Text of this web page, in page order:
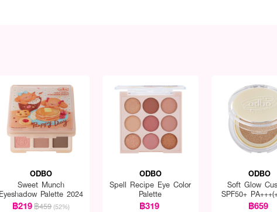
ODBO
Sweet Munch
Eyeshadow Palette 2024
฿219฿459 (52%)
ODBO
Spell Recipe Eye Color
Palette
฿319
ODBO
Soft Glow
SPF50+
฿659